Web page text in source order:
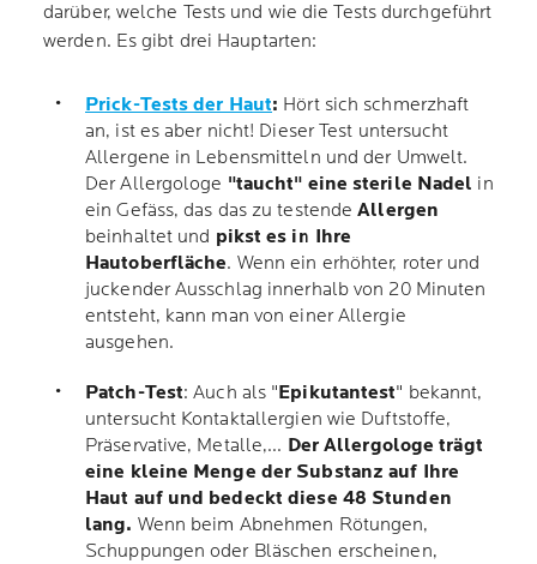
darüber, welche Tests und wie die Tests durchgeführt
werden. Es gibt drei Hauptarten:
Prick-Tests der Haut: Hört sich schmerzhaft
an, ist es aber nicht! Dieser Test untersucht
Allergene in Lebensmitteln und der Umwelt.
Der Allergologe "taucht" eine sterile Nadel in
ein Gefäss, das das zu testendeAllergen
beinhaltet und pikst es in Ihre
Hautoberfläche. Wenn ein erhöhter, roter und
juckender Ausschlag innerhalb von 20 Minuten
entsteht, kann man von einer Allergie
ausgehen.
Patch-Test: Auch als "Epikutantest" bekannt,
untersucht Kontaktallergien wie Duftstoffe,
Präservative, Metalle,... Der Allergologe trägt
eine kleine Menge der Substanz auf Ihre
Haut auf und bedeckt diese 48 Stunden
lang. Wenn beim Abnehmen Rötungen,
Schuppungen oder Bläschen erscheinen,